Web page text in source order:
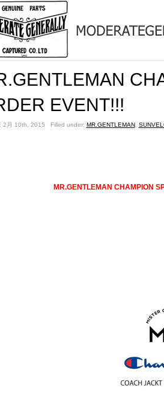
EVENT!!!
2月 10th, 2015 ˑ Filled under: MR.GENTLEMAN,
MR.GENTLEMAN CHAMPION